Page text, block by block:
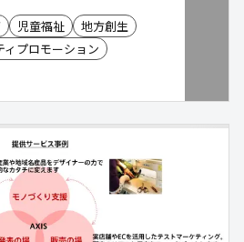
いただいています。
児童福祉
地方創生
ィプロモーション